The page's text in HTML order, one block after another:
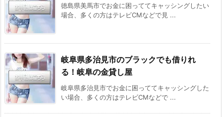
徳島県美馬市でお金に困っててキャッシングしたい
場合、多くの方はテレビCMなどで見 ...
岐阜県多治見市のブラックでも借りれ
る！岐阜の金貸し屋
岐阜県多治見市でお金に困っててキャッシングした
い場合、多くの方はテレビCMなどで ...